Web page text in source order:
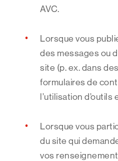
AVC.
Lorsque vous
des messages ou
site (p. ex. dans
formulaires de
l’utilisation d’outils
Lorsque vous
du site qui
vos